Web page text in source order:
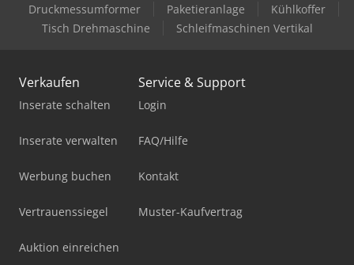
Druckmessumformer
Paketieranlage
Kühlkoffer
Tisch Drehmaschine
Schleifmaschinen Vertikal
Verkaufen
Inserate schalten
Inserate verwalten
Werbung buchen
Vertrauenssiegel
Auktion einreichen
Service & Support
Login
FAQ/Hilfe
Kontakt
Muster-Kaufvertrag